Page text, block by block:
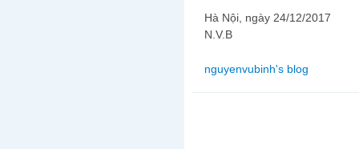
Hà Nội, ngày 24/12/2017
N.V.B
nguyenvubinh's blog